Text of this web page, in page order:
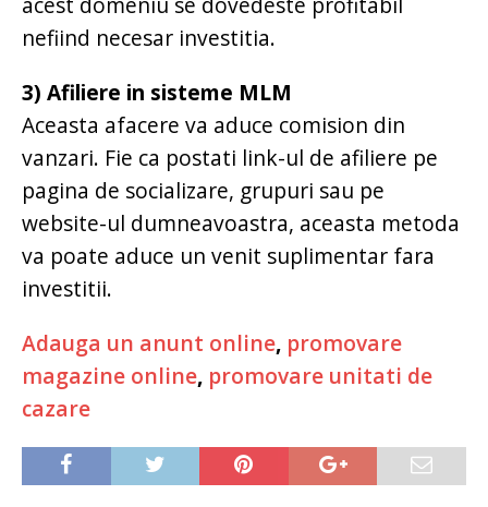
nefiind necesar investitia.
3) Afiliere in sisteme MLM
Aceasta afacere va aduce comision din
vanzari. Fie ca postati link-ul de afiliere pe
pagina de socializare, grupuri sau pe
website-ul dumneavoastra, aceasta metoda
va poate aduce un venit suplimentar fara
investitii.
Adauga un anunt online, promovare
magazine online, promovare unitati de
cazare